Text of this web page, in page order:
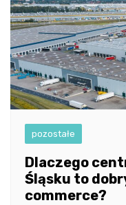
pozostałe
Dlaczego
Śląsku to
commerce?